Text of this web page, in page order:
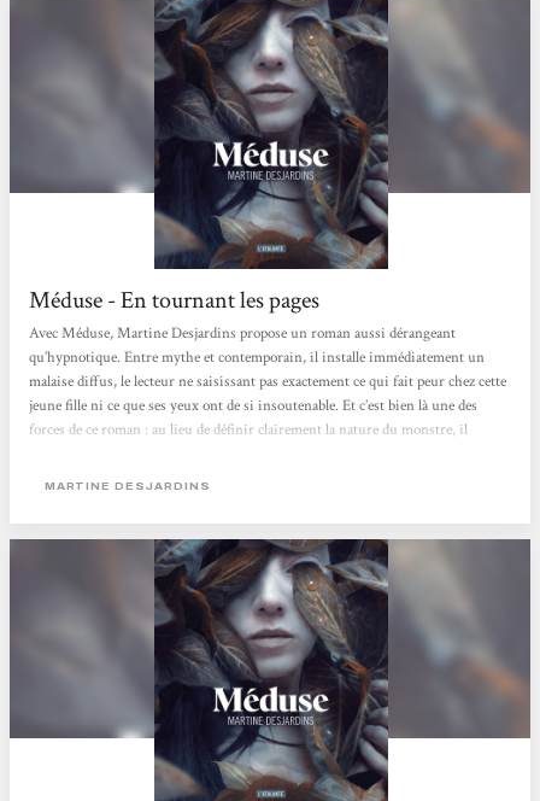
Méduse - En tournant les pages
Avec Méduse, Martine Desjardins propose un roman aussi dérangeant
qu’hypnotique. Entre mythe et contemporain, il installe immédiatement un
malaise diffus, le lecteur ne saisissant pas exactement ce qui fait peur chez cette
jeune fille ni ce que ses yeux ont de si insoutenable. Et c’est bien là une des
forces de ce roman : au lieu de définir clairement la nature du monstre, il
poisseuse, l’écriture nous enferme dans la peau de son personnage et dans la
MARTINE DESJARDINS